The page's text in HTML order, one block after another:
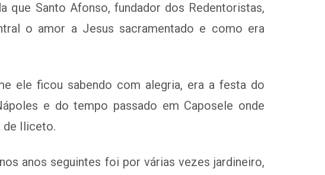
Santo Afonso, fundador dos Redentoristas,
o amor a Jesus sacramentado e como era
ele ficou sabendo com alegria, era a festa do
e do tempo passado em Caposele onde
de Iliceto.
anos seguintes foi por várias vezes jardineiro,